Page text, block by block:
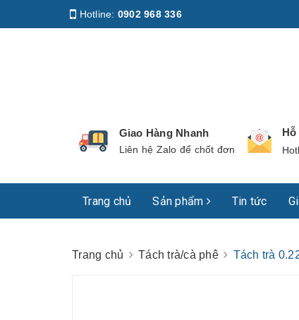
Hotline: 0902 968 336
Giao Hàng Nhanh
Liên hệ Zalo để chốt đơn
Trang chủ Sản phẩm Tin tức
Trang chủ Tách trà/cà phê Tách trà